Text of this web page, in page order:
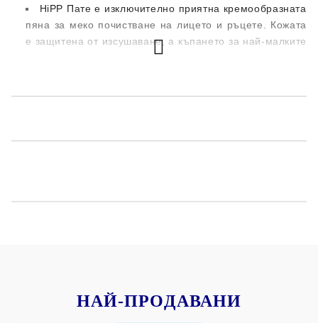
HiPP Пате е изключително приятна кремообразната
пяна за меко почистване на лицето и ръцете. Кожата
е защитена от изсушаване, а къпането за най-малките
е много забавно. Не люти на очите и е с неутрално
Sensitive: без парафиново олио, разработен така,
НАЙ-ПРОДАВАНИ